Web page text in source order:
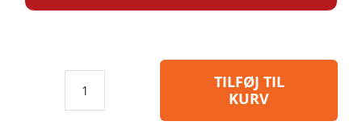
Blibox040
TILFØJ TIL
KURV